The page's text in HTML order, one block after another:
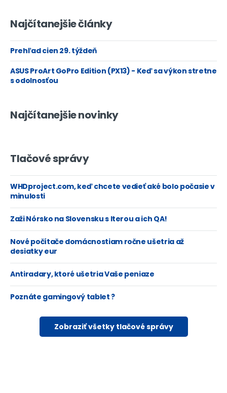
Najčítanejšie články
Prehľad cien 29. týždeň
ASUS ProArt GoPro Edition (PX13) - Keď sa výkon stretne
s odolnosťou
Najčítanejšie novinky
Tlačové správy
WHDproject.com, keď chcete vedieť aké bolo počasie v
minulosti
Zaži Nórsko na Slovensku s Iterou a ich QA!
Nové počítače domácnostiam ročne ušetria až
desiatky eur
Antiradary, ktoré ušetria Vaše peniaze
Poznáte gamingový tablet ?
Zobraziť všetky tlačové správy